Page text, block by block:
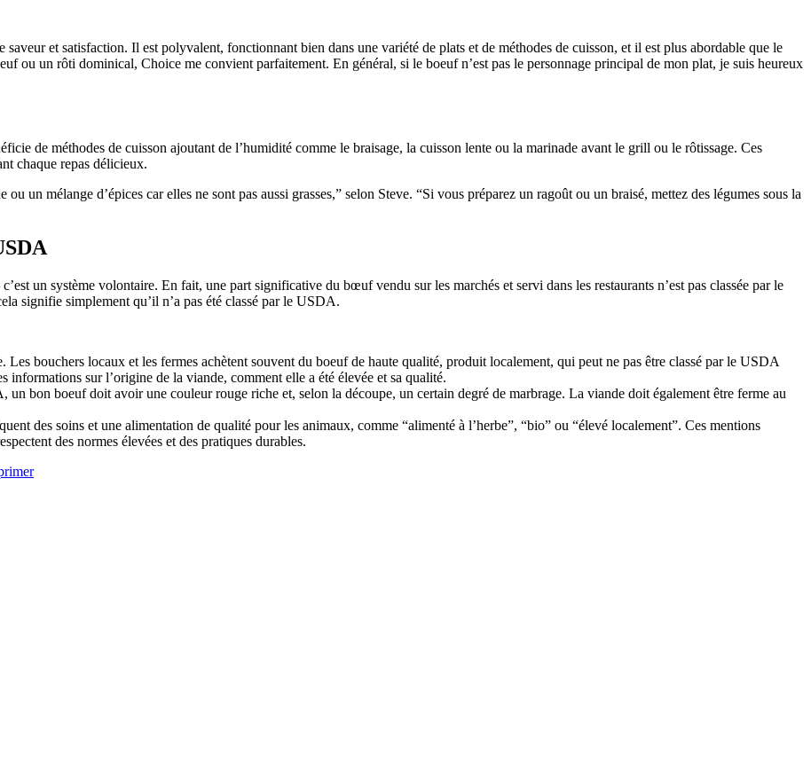
et satisfaction. Il est polyvalent, fonctionnant bien dans une variété de plats et de méthodes de cuisson, et il est plus abordable que le
ou un rôti dominical, Choice me convient parfaitement. En général, si le boeuf n’est pas le personnage principal de mon plat, je suis heureux
de méthodes de cuisson ajoutant de l’humidité comme le braisage, la cuisson lente ou la marinade avant le grill ou le rôtissage. Ces
chaque repas délicieux.
un mélange d’épices car elles ne sont pas aussi grasses,” selon Steve. “Si vous préparez un ragoût ou un braisé, mettez des légumes sous la
un système volontaire. En fait, une part significative du bœuf vendu sur les marchés et servi dans les restaurants n’est pas classée par le
signifie simplement qu’il n’a pas été classé par le USDA.
bouchers locaux et les fermes achètent souvent du boeuf de haute qualité, produit localement, qui peut ne pas être classé par le USDA
sur l’origine de la viande, comment elle a été élevée et sa qualité.
un bon boeuf doit avoir une couleur rouge riche et, selon la découpe, un certain degré de marbrage. La viande doit également être ferme au
des soins et une alimentation de qualité pour les animaux, comme “alimenté à l’herbe”, “bio” ou “élevé localement”. Ces mentions
des normes élevées et des pratiques durables.